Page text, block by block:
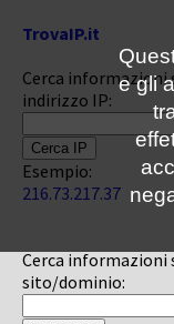
TrovaIP.it
Cerca informazioni
indirizzo IP:
Esempio:
216.73.217.37
Cerca informazioni
sito/dominio:
e gli